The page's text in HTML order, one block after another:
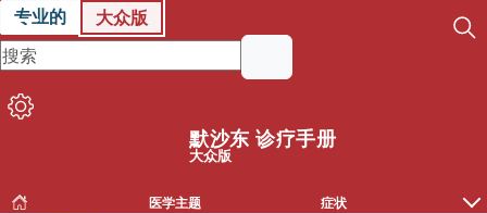
专业的 大众版
默沙东 诊疗手册
大众版
医学主题 症状